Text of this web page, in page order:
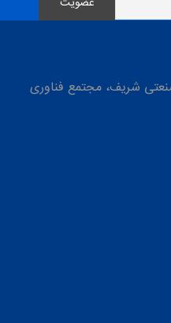
شریف، مجتمع فناوری